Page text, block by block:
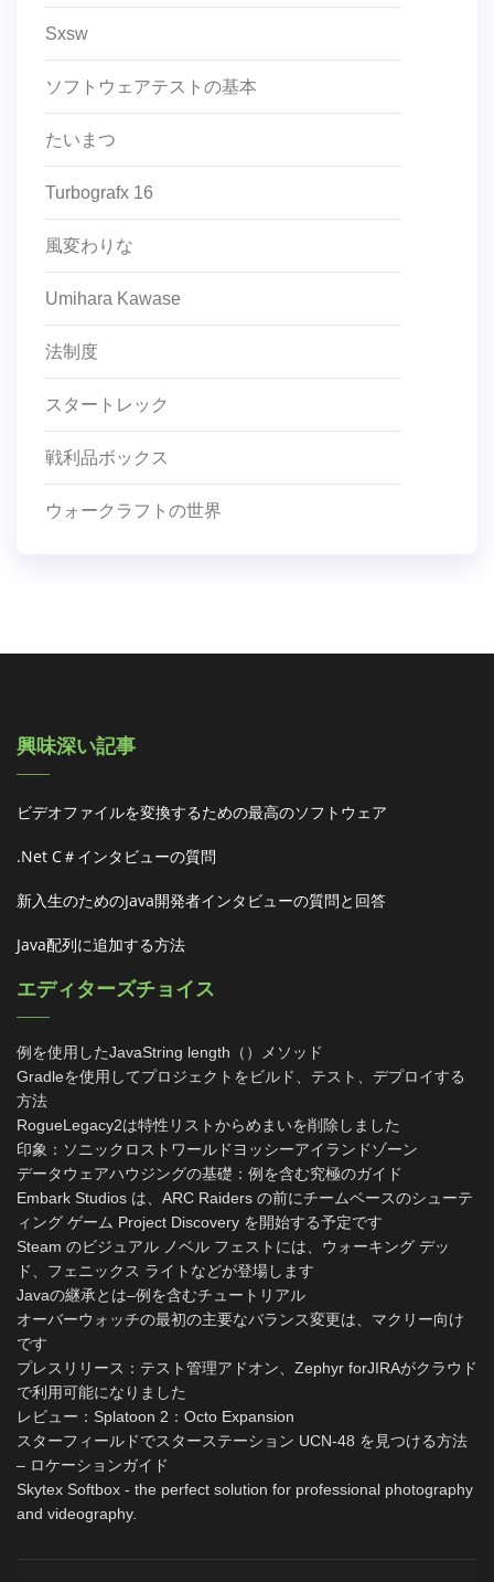
Sxsw
ソフトウェアテストの基本
たいまつ
Turbografx 16
風変わりな
Umihara Kawase
法制度
スタートレック
戦利品ボックス
ウォークラフトの世界
興味深い記事
ビデオファイルを変換するための最高のソフトウェア
.net C＃インタビューの質問
新入生のためのjava開発者インタビューの質問と回答
Java配列に追加する方法
エディターズチョイス
例を使用したJavaString length（）メソッド
Gradleを使用してプロジェクトをビルド、テスト、デプロイする
方法
RogueLegacy2は特性リストからめまいを削除しました
印象：ソニックロストワールドヨッシーアイランドゾーン
データウェアハウジングの基礎：例を含む究極のガイド
Embark Studios は、ARC Raiders の前にチームベースのシューテ
ィング ゲーム Project Discovery を開始する予定です
Steam のビジュアル ノベル フェストには、ウォーキング デッ
ド、フェニックス ライトなどが登場します
Javaの継承とは–例を含むチュートリアル
オーバーウォッチの最初の主要なバランス変更は、マクリー向け
です
プレスリリース：テスト管理アドオン、Zephyr forJIRAがクラウド
で利用可能になりました
レビュー：Splatoon 2：Octo Expansion
スターフィールドでスターステーション UCN-48 を見つける方法
– ロケーションガイド
Skytex Softbox - the perfect solution for professional photography
and videography.